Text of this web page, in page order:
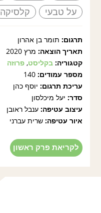
על טבעי
קלסיקה
לקריאת פרק ראשון
תרגום: תומר בן אהרון
תאריך הוצאה: מרץ 2020
קטגוריה:בקליסט,פרוזה
מספר עמודים:140
עריכת תרגום: יוסף כהן
סדר: יעל מיכלסון
עיצוב עטיפה:ענבל ראובן
איור עטיפה:שרית עברני